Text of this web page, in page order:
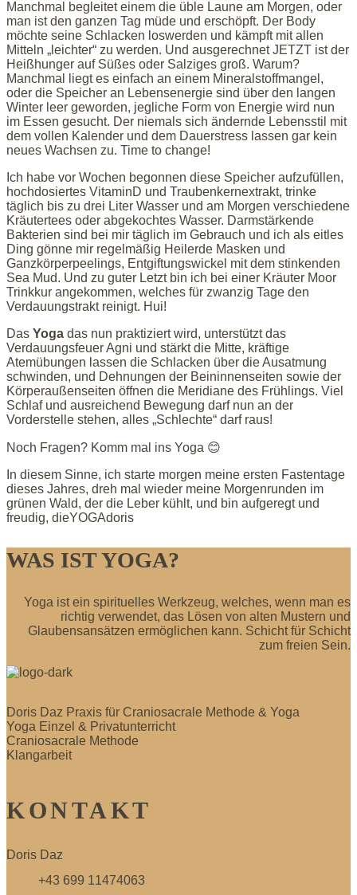
Manchmal begleitet einem die üble Laune am Morgen, oder
man ist den ganzen Tag müde und erschöpft. Der Body
möchte seine Schlacken loswerden und kämpft mit allen
Mitteln „leichter“ zu werden. Und ausgerechnet JETZT ist der
Heißhunger auf Süßes oder Salziges groß. Warum?
Manchmal liegt es einfach an einem Mineralstoffmangel,
oder die Speicher an Lebensenergie sind über den langen
Winter leer geworden, jegliche Form von Energie wird nun
im Essen gesucht. Der niemals sich ändernde Lebensstil mit
dem vollen Kalender und dem Dauerstress lassen gar kein
neues Wachsen zu. Time to change!
Ich habe vor Wochen begonnen diese Speicher aufzufüllen,
hochdosiertes VitaminD und Traubenkernextrakt, trinke
täglich bis zu drei Liter Wasser und am Morgen verschiedene
Kräutertees oder abgekochtes Wasser. Darmstärkende
Bakterien sind bei mir täglich im Gebrauch und ich als eitles
Ding gönne mir regelmäßig Heilerde Masken und
Ganzkörperpeelings, Entgiftungswickel mit dem stinkenden
Sea Mud. Und zu guter Letzt bin ich bei einer Kräuter Moor
Trinkkur angekommen, welches für zwanzig Tage den
Verdauungstrakt reinigt. Hui!
Das Yoga das nun praktiziert wird, unterstützt das
Verdauungsfeuer Agni und stärkt die Mitte, kräftige
Atemübungen lassen die Schlacken über die Ausatmung
schwinden, und Dehnungen der Beininnenseiten sowie der
Körperaußenseiten öffnen die Meridiane des Frühlings. Viel
Schlaf und ausreichend Bewegung darf nun an der
Vorderstelle stehen, alles „Schlechte“ darf raus!
Noch Fragen? Komm mal ins Yoga 😊
In diesem Sinne, ich starte morgen meine ersten Fastentage
dieses Jahres, dreh mal wieder meine Morgenrunden im
grünen Wald, der die Leber kühlt, und bin aufgeregt und
freudig, dieYOGAdoris
WAS IST YOGA?
Yoga ist ein spirituelles Werkzeug, welches, wenn man es
richtig verwendet, das Lösen von alten Mustern und
Glaubensansätzen ermöglichen kann. Schicht für Schicht
zum freien Sein.
Doris Daz Praxis für Craniosacrale Methode & Yoga
Yoga Einzel & Privatunterricht
Craniosacrale Methode
Klangarbeit
KONTAKT
Doris Daz
+43 699 11474063